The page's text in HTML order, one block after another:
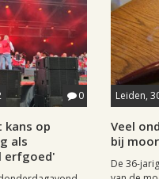
0
kans op
als
erfgoed'
Leiden,
Veel
bij
De 36-